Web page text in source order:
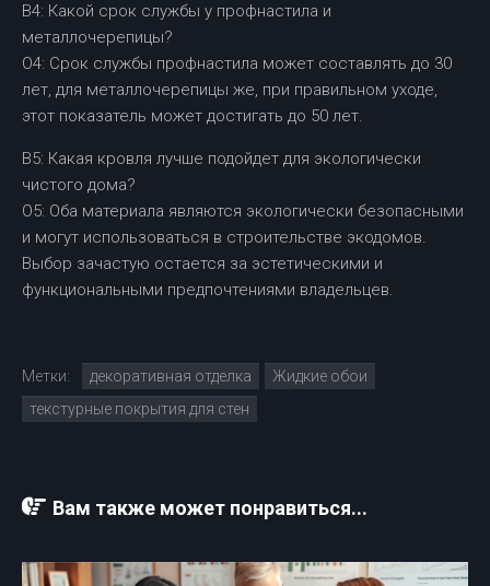
В4: Какой срок службы у профнастила и
металлочерепицы?
О4: Срок службы профнастила может составлять до 30
лет, для металлочерепицы же, при правильном уходе,
этот показатель может достигать до 50 лет.
В5: Какая кровля лучше подойдет для экологически
чистого дома?
О5: Оба материала являются экологически безопасными
и могут использоваться в строительстве экодомов.
Выбор зачастую остается за эстетическими и
функциональными предпочтениями владельцев.
Метки: декоративная отделка
Жидкие обои
текстурные покрытия для стен
Вам также может понравиться...